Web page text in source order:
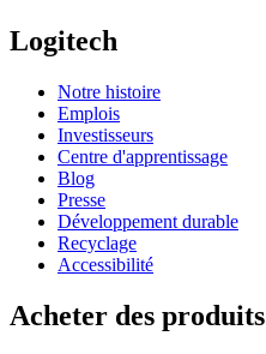
Logitech
Notre histoire
Emplois
Investisseurs
Centre d'apprentissage
Blog
Presse
Développement durable
Recyclage
Accessibilité
Acheter des produits